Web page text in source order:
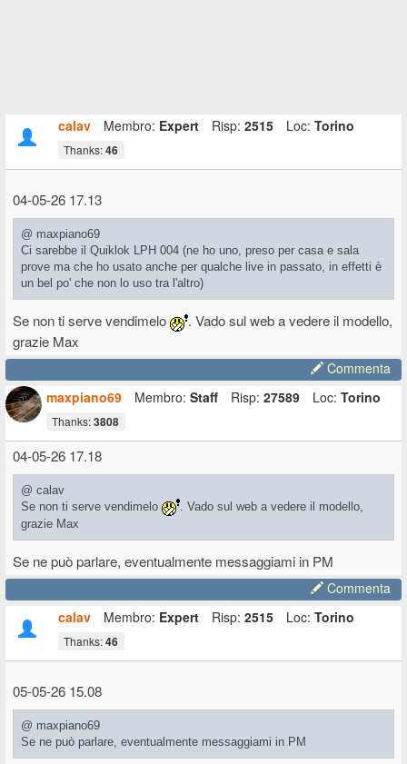
calav Membro: Expert Risp: 2515 Loc: Torino
Thanks:46
04-05-26 17.13
@ maxpiano69
Ci sarebbe il Quiklok LPH 004 (ne ho uno, preso per casa e sala
prove ma che ho usato anche per qualche live in passato, in effetti è
un bel po' che non lo uso tra l'altro)
Se non ti serve vendimelo
. Vado sul web a vedere il modello,
grazie Max
Commenta
maxpiano69
Membro: Staff Risp: 27589 Loc: Torino
Thanks:3808
04-05-26 17.18
@ calav
Se non ti serve vendimelo
. Vado sul web a vedere il modello,
grazie Max
Se ne può parlare, eventualmente messaggiami in PM
Commenta
calav
Membro: Expert Risp: 2515 Loc: Torino
Thanks:46
05-05-26 15.08
@ maxpiano69
Se ne può parlare, eventualmente messaggiami in PM